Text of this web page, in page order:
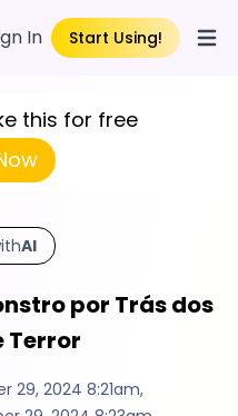
In Start Using!
this for free
AI
por Trás dos
Terror
29, 2024 8:21am,